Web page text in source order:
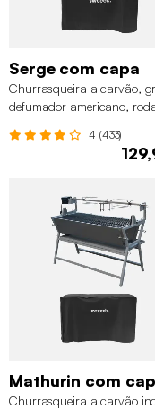
Serge com capa
Churrasqueira a carvão,
defumador americano,
4 (433)
Mathurin com
Churrasqueira a carvão